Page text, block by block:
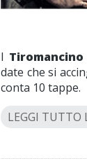
I Tiromancino
date che si
conta 10 tappe.
LEGGI TUTTO